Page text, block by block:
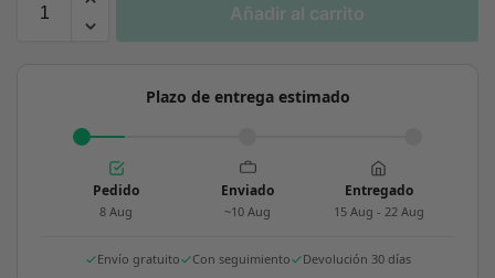
Añadir al carrito
Plazo de entrega estimado
Pedido
8 Aug
Enviado
~10 Aug
Entregado
15 Aug - 22 Aug
Envío gratuito Con seguimiento Devolución 30 días